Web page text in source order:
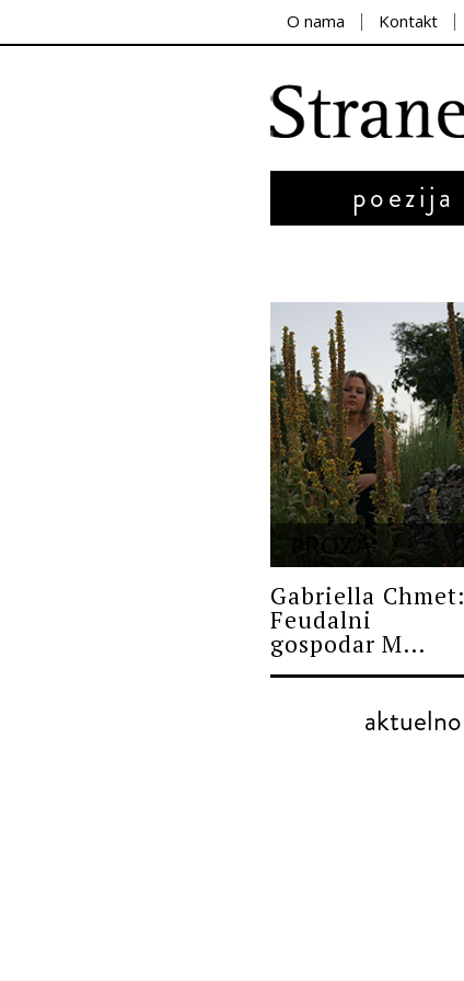
O nama Kontakt
poezija
PROZA
Gabriella Chmet:
Feudalni
gospodar M...
aktuelno